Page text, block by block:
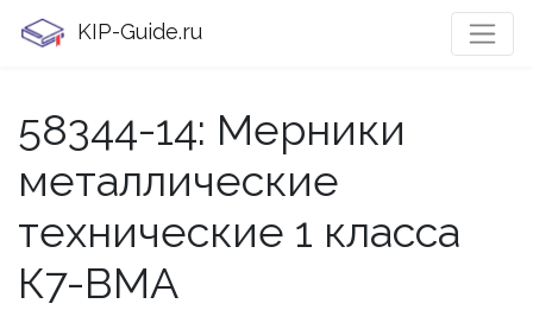
KIP-Guide.ru
58344-14: Мерники
металлические
технические 1 класса
К7-ВМА